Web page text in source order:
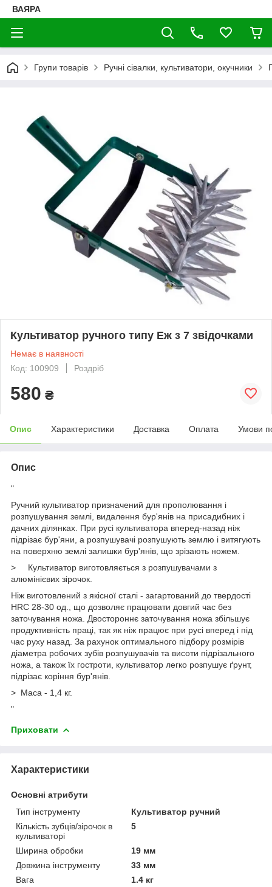
ВАЯРА
Групи товарів Ручні сівалки, культиватори, окучники
Культиватор ручного типу Eж з 7 звідочками
Немає в наявності
Код: 100909
Роздріб
580 ₴
Опис Характеристики Доставка Оплата Умови
Опис
"
Ручний культиватор призначений для прополювання і
розпушування землі, видалення бур'янів на присадибних і
дачних ділянках. При русі культиватора вперед-назад ніж
підрізає бур'яни, а розпушувачі розпушують землю і витягують
на поверхню землі залишки бур'янів, що зрізають ножем.
>
Культиватор виготовляється з розпушувачами з
алюмінієвих зірочок.
Ніж виготовлений з якісної сталі - загартований до твердості
HRC 28-30 од., що дозволяє працювати довгий час без
заточування ножа. Двостороннє заточування ножа збільшує
продуктивність праці, так як ніж працює при русі вперед і під
час руху назад. За рахунок оптимального підбору розмірів
діаметра робочих зубів розпушувачів та висоти підрізального
ножа, а також їх гостроти, культиватор легко розпушує ґрунт,
підрізає коріння бур'янів.
> Маса - 1,4 кг.
"
Приховати
Характеристики
Основні атрибути
Тип інструменту
Культиватор ручний
Кількість зубців/зірочок в
культиваторі
5
Ширина обробки
19 мм
Довжина інструменту
33 мм
Вага
1.4 кг